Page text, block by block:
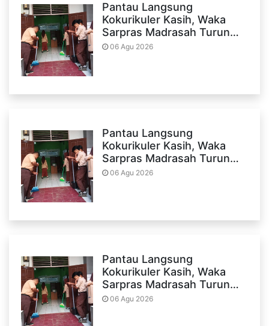
Pantau Langsung
Kokurikuler Kasih, Waka
Sarpras Madrasah Turun…
06 Agu 2026
Pantau Langsung
Kokurikuler Kasih, Waka
Sarpras Madrasah Turun…
06 Agu 2026
Pantau Langsung
Kokurikuler Kasih, Waka
Sarpras Madrasah Turun…
06 Agu 2026